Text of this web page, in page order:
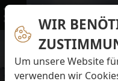
WIR
Um unsere Website
verwenden wir
Menü
Navigation
Preise & Infos
Öffnungs- und
Eintrittspreise
Aktuelles
Alle Meldungen
Eisbären-